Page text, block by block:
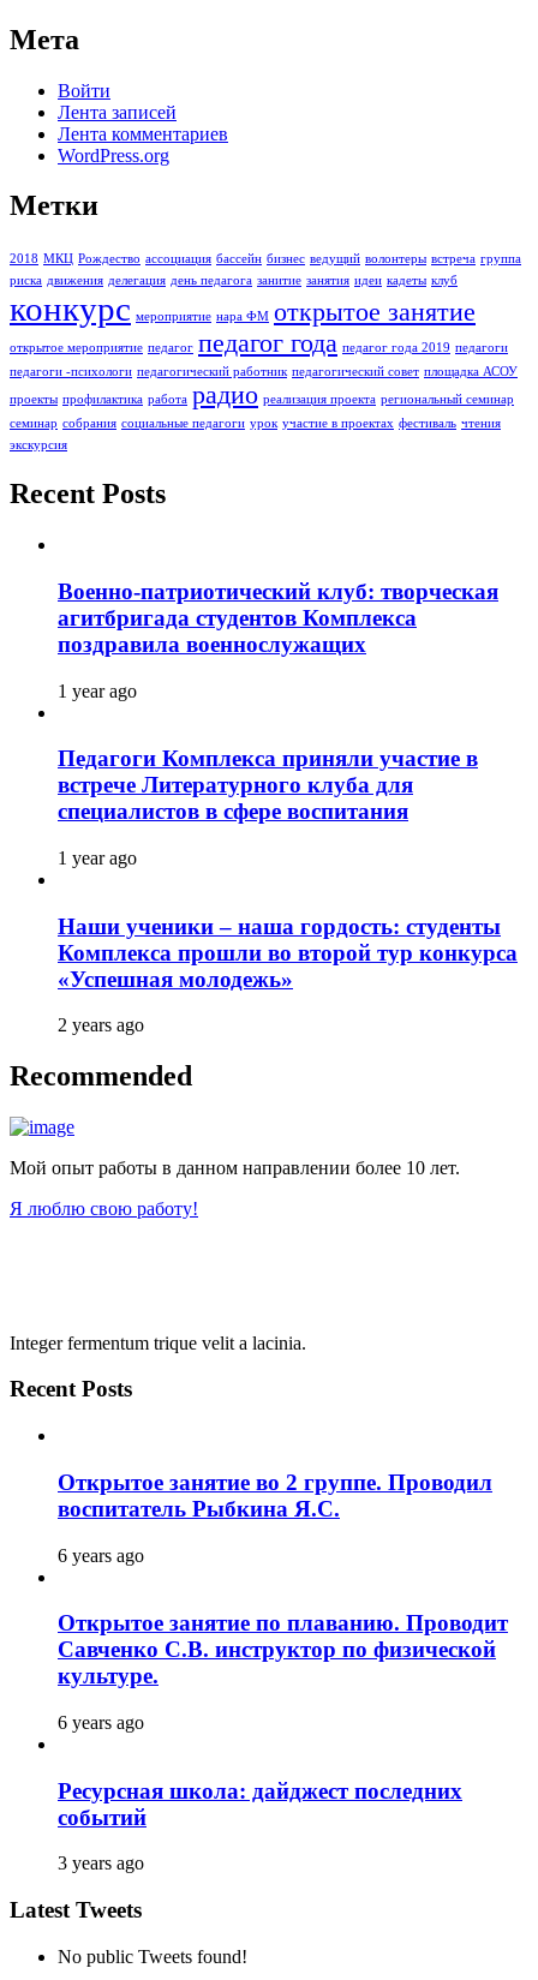
Мета
Войти
Лента записей
Лента комментариев
WordPress.org
Метки
2018 МКЦ Рождество ассоциация бассейн бизнес ведущий волонтеры встреча группа
риска движения делегация день педагога занитие занятия идеи кадеты клуб
конкурс мероприятие нара ФМ открытое занятие
открытое мероприятие педагог педагог года педагог года 2019 педагоги
педагоги -психологи педагогический работник педагогический совет площадка АСОУ
проекты профилактика работа радио реализация проекта региональный семинар
семинар собрания социальные педагоги урок участие в проектах фестиваль чтения
экскурсия
Recent Posts
Военно-патриотический клуб: творческая
агитбригада студентов Комплекса
поздравила военнослужащих
1 year ago
Педагоги Комплекса приняли участие в
встрече Литературного клуба для
специалистов в сфере воспитания
1 year ago
Наши ученики – наша гордость: студенты
Комплекса прошли во второй тур конкурса
«Успешная молодежь»
2 years ago
Recommended
Мой опыт работы в данном направлении более 10 лет.
Я люблю свою работу!
Integer fermentum trique velit a lacinia.
Recent Posts
Открытое занятие во 2 группе. Проводил
воспитатель Рыбкина Я.С.
6 years ago
Открытое занятие по плаванию. Проводит
Савченко С.В. инструктор по физической
культуре.
6 years ago
Ресурсная школа: дайджест последних
событий
3 years ago
Latest Tweets
No public Tweets found!